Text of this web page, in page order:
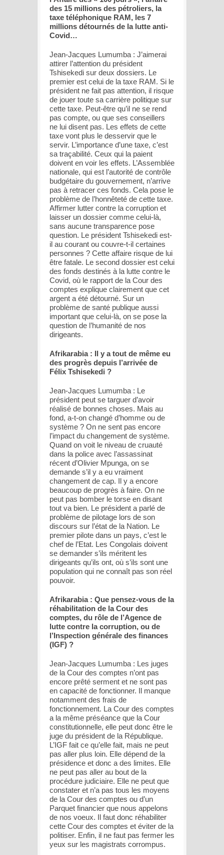
des 15 millions des pétroliers, la
taxe téléphonique RAM, les 7
millions détournés de la lutte anti-
Covid…
Jean-Jacques Lumumba : J’aimerai
attirer l’attention du président
Tshisekedi sur deux dossiers. Le
premier est celui de la taxe RAM. Si le
président ne fait pas attention, il risque
de jouer toute sa carrière politique sur
cette taxe. Peut-être qu’il ne se rend
pas compte, ou que ses conseillers
ne lui disent pas. Les effets de cette
taxe vont plus le desservir que le
servir. L’importance d’une taxe, c’est
sa traçabilité. Ceux qui la paient
doivent en voir les effets. L’Assemblée
nationale, qui est l’autorité de contrôle
budgétaire du gouvernement, n’arrive
pas à retracer ces fonds. Cela pose le
problème de l’honnêteté de cette taxe.
Affirmer lutter contre la corruption et
laisser un dossier comme celui-là,
sans aucune transparence pose
question. Le président Tshisekedi est-
il au courant ou couvre-t-il certaines
personnes ? Cette affaire risque de lui
être fatale. Le second dossier est celui
des fonds destinés à la lutte contre le
Covid, où le rapport de la Cour des
comptes explique clairement que cet
argent a été détourné. Sur un
problème de santé publique aussi
important que celui-là, on se pose la
question de l’humanité de nos
dirigeants.
Afrikarabia : Il y a tout de même eu
des progrès depuis l’arrivée de
Félix Tshisekedi ?
Jean-Jacques Lumumba : Le
président peut se targuer d’avoir
réalisé de bonnes choses. Mais au
fond, a-t-on changé d’homme ou de
système ? On ne sent pas encore
l’impact du changement de système.
Quand on voit le niveau de cruauté
dans la police avec l’assassinat
récent d’Olivier Mpunga, on se
demande s’il y a eu vraiment
changement de cap. Il y a encore
beaucoup de progrès à faire. On ne
peut pas bomber le torse en disant
tout va bien. Le président a parlé de
problème de pilotage lors de son
discours sur l’état de la Nation. Le
premier pilote dans un pays, c’est le
chef de l’Etat. Les Congolais doivent
se demander s’ils méritent les
dirigeants qu’ils ont, où s’ils sont une
population qui ne connaît pas son réel
pouvoir.
Afrikarabia : Que pensez-vous de la
réhabilitation de la Cour des
comptes, du rôle de l’Agence de
lutte contre la corruption, ou de
l’Inspection générale des finances
(IGF) ?
Jean-Jacques Lumumba : Les juges
de la Cour des comptes n’ont pas
encore prêté serment et ne sont pas
en capacité de fonctionner. Il manque
notamment des frais de
fonctionnement. La Cour des comptes
a la même préséance que la Cour
constitutionnelle, elle peut donc être le
juge du président de la République.
L’IGF fait ce qu’elle fait, mais ne peut
pas aller plus loin. Elle dépend de la
présidence et donc a des limites. Elle
ne peut pas aller au bout de la
procédure judiciaire. Elle ne peut que
constater et n’a pas tous les moyens
de la Cour des comptes ou d’un
Parquet financier que nous appelons
de nos voeux. Il faut donc réhabiliter
cette Cour des comptes et éviter de la
politiser. Enfin, il ne faut pas fermer les
yeux sur les magistrats corrompus.